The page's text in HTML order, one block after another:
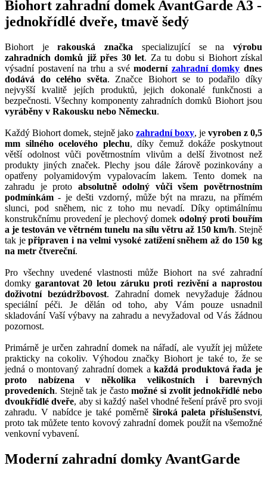
Biohort zahradní domek AvantGarde A3 -
jednokřídlé dveře, tmavě šedý
Biohort jerakouská značka specializující se navýrobu
zahradních domků již přes 30 let. Za tu dobu si Biohort získal
výsadní postavení na trhu a svémoderní zahradní domky dnes
dodává do celého světa. Značce Biohort se to podařilo díky
nejvyšší kvalitě jejích produktů, jejich dokonalé funkčnosti a
bezpečnosti. Všechny komponenty zahradních domků Biohort jsou
vyráběny v Rakousku nebo Německu.
Každý Biohort domek, stejně jako zahradní boxy, je vyroben z 0,5
mm silného ocelového plechu, díky čemuž dokáže poskytnout
větší odolnost vůči povětrnostním vlivům a delší životnost než
produkty jiných značek. Plechy jsou dále žárově pozinkovány a
opatřeny polyamidovým vypalovacím lakem. Tento domek na
zahradu je proto absolutně odolný vůči všem povětrnostním
podmínkám - je dešti vzdorný, může být na mrazu, na přímém
slunci, pod sněhem, nic z toho mu nevadí. Díky optimálnímu
konstrukčnímu provedení je plechový domekodolný proti bouřím
a je testován ve větrném tunelu na sílu větru až 150 km/h. Stejně
tak jepřipraven i na velmi vysoké zatížení sněhem až do 150 kg
na metr čtvereční.
Pro všechny uvedené vlastnosti může Biohort na své zahradní
domky garantovat 20 letou záruku proti rezivění a naprostou
doživotní bezúdržbovost. Zahradní domek nevyžaduje žádnou
speciální péči. Je dělán od toho, aby Vám pouze usnadnil
skladování Vaší výbavy na zahradu a nevyžadoval od Vás žádnou
pozornost.
Primárně je určen zahradní domek na nářadí, ale využít jej můžete
prakticky na cokoliv. Výhodou značky Biohort je také to, že se
jedná o montovaný zahradní domek akaždá produktová řada je
proto nabízena v několika velikostních i barevných
provedeních. Stejně tak je častomožné si zvolit jednokřídlé nebo
dvoukřídlé dveře, aby si každý našel vhodné řešení právě pro svoji
zahradu. V nabídce je také poměrně široká paleta příslušenství,
proto tak můžete tento kovový zahradní domek použít na všemožné
venkovní vybavení.
Moderní zahradní domky AvantGarde